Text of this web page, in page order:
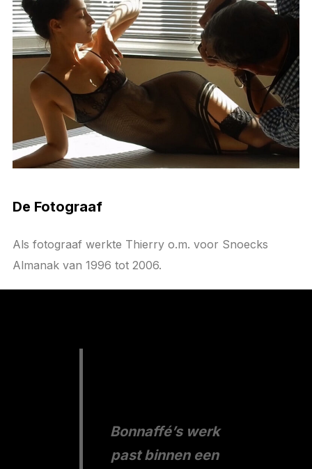
De Fotograaf
Als fotograaf werkte Thierry o.m. voor Snoecks
Almanak van 1996 tot 2006.
Bonnaffé’s werk
past binnen een